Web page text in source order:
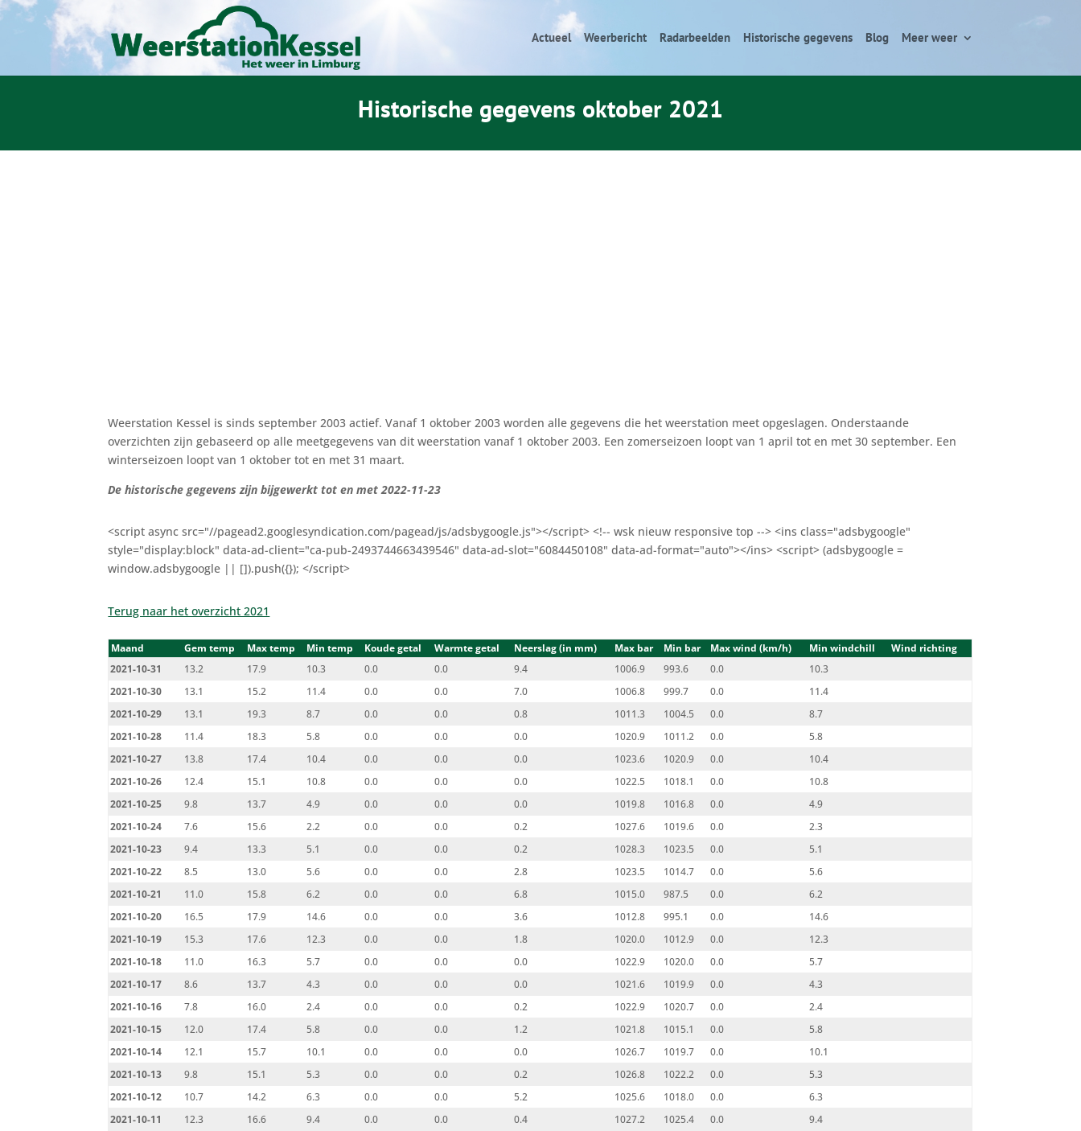
Actueel Weerbericht Radarbeelden Historische gegevens Blog Meer weer
Historische gegevens oktober 2021
Weerstation Kessel is sinds september 2003 actief. Vanaf 1 oktober 2003 worden alle gegevens die het weerstation meet opgeslagen. Onderstaande
overzichten zijn gebaseerd op alle meetgegevens van dit weerstation vanaf 1 oktober 2003. Een zomerseizoen loopt van 1 april tot en met 30 september. Een
winterseizoen loopt van 1 oktober tot en met 31 maart.
De historische gegevens zijn bijgewerkt tot en met 2022-11-23
<script async src="//pagead2.googlesyndication.com/pagead/js/adsbygoogle.js"></script> <!-- wsk nieuw responsive top --> <ins class="adsbygoogle"
style="display:block" data-ad-client="ca-pub-2493744663439546" data-ad-slot="6084450108" data-ad-format="auto"></ins> <script> (adsbygoogle =
window.adsbygoogle || []).push({}); </script>
Terug naar het overzicht 2021
Maand Gem temp Max temp Min temp Koude getal Warmte getal Neerslag (in mm) Max bar Min bar Max wind (km/h) Min windchill
Wind richting
2021-10-31
13.2 17.9 10.3 0.0 0.0 9.4 1006.9 993.6 0.0
10.3
2021-10-30
13.1 15.2 11.4 0.0 0.0 7.0 1006.8 999.7 0.0
11.4
2021-10-29
13.1 19.3 8.7 0.0 0.0 0.8 1011.3 1004.5 0.0
8.7
2021-10-28
11.4 18.3 5.8 0.0 0.0 0.0 1020.9 1011.2 0.0
5.8
2021-10-27
13.8 17.4 10.4 0.0 0.0 0.0 1023.6 1020.9 0.0
10.4
2021-10-26
12.4 15.1 10.8 0.0 0.0 0.0 1022.5 1018.1 0.0
10.8
2021-10-25
9.8 13.7 4.9 0.0 0.0 0.0 1019.8 1016.8 0.0
4.9
2021-10-24
7.6 15.6 2.2 0.0 0.0 0.2 1027.6 1019.6 0.0
2.3
2021-10-23
9.4 13.3 5.1 0.0 0.0 0.2 1028.3 1023.5 0.0
5.1
2021-10-22
8.5 13.0 5.6 0.0 0.0 2.8 1023.5 1014.7 0.0
5.6
2021-10-21
11.0 15.8 6.2 0.0 0.0 6.8 1015.0 987.5 0.0
6.2
2021-10-20
16.5 17.9 14.6 0.0 0.0 3.6 1012.8 995.1 0.0
14.6
2021-10-19
15.3 17.6 12.3 0.0 0.0 1.8 1020.0 1012.9 0.0
12.3
2021-10-18
11.0 16.3 5.7 0.0 0.0 0.0 1022.9 1020.0 0.0
5.7
2021-10-17
8.6 13.7 4.3 0.0 0.0 0.0 1021.6 1019.9 0.0
4.3
2021-10-16
7.8 16.0 2.4 0.0 0.0 0.2 1022.9 1020.7 0.0
2.4
2021-10-15
12.0 17.4 5.8 0.0 0.0 1.2 1021.8 1015.1 0.0
5.8
2021-10-14
12.1 15.7 10.1 0.0 0.0 0.0 1026.7 1019.7 0.0
10.1
2021-10-13
9.8 15.1 5.3 0.0 0.0 0.2 1026.8 1022.2 0.0
5.3
2021-10-12
10.7 14.2 6.3 0.0 0.0 5.2 1025.6 1018.0 0.0
6.3
2021-10-11
12.3 16.6 9.4 0.0 0.0 0.4 1027.2 1025.4 0.0
9.4